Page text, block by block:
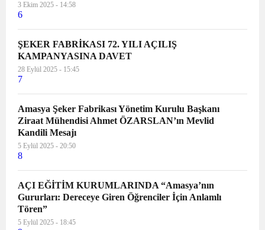
3 Ekim 2025 - 14:58
6
ŞEKER FABRİKASI 72. YILI AÇILIŞ
KAMPANYASINA DAVET
28 Eylül 2025 - 15:45
7
Amasya Şeker Fabrikası Yönetim Kurulu Başkanı
Ziraat Mühendisi Ahmet ÖZARSLAN’ın Mevlid
Kandili Mesajı
5 Eylül 2025 - 20:50
8
AÇI EĞİTİM KURUMLARINDA “Amasya’nın
Gururları: Dereceye Giren Öğrenciler İçin Anlamlı
Tören”
5 Eylül 2025 - 18:45